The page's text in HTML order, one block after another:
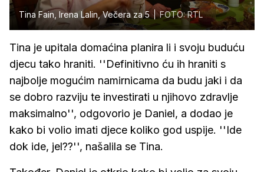
Tina Fain, Irena Lalin, Večera za 5 FOTO: RTL
Tina je upitala domaćina planira li i svoju buduću
djecu tako hraniti. ''Definitivno ću ih hraniti s
najbolje mogućim namirnicama da budu jaki i da
se dobro razviju te investirati u njihovo zdravlje
maksimalno'', odgovorio je Daniel, a dodao je
kako bi volio imati djece koliko god uspije. ''Ide
dok ide, jel??'', našalila se Tina.